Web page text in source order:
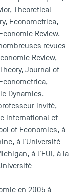
Theoretical
Econometrica,
Review.
revues
Review,
Journal of
Dynamics.
invité,
international et
of Economics, à
à l'Université
à l'EUI, à la
en 2005 à